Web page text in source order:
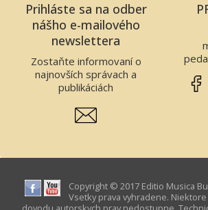
Prihláste sa na odber
nášho e-mailového
newslettera
Zostaňte informovaní o
najnovších správach a
publikáciách
Copyright © 2017 Editio Musica
Vsetky prava vyhradene.